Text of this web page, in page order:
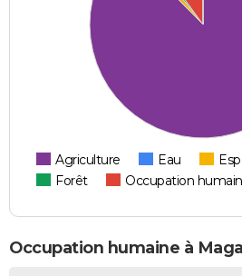
Agriculture Eau
Forêt
Occupation
Occupation humaine à